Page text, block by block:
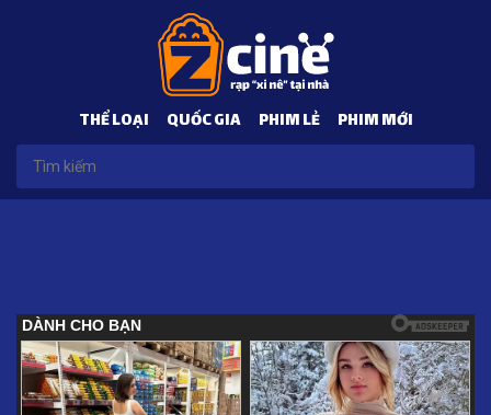
THỂ LOẠI QUỐC GIA PHIM LẺ PHIM MỚI